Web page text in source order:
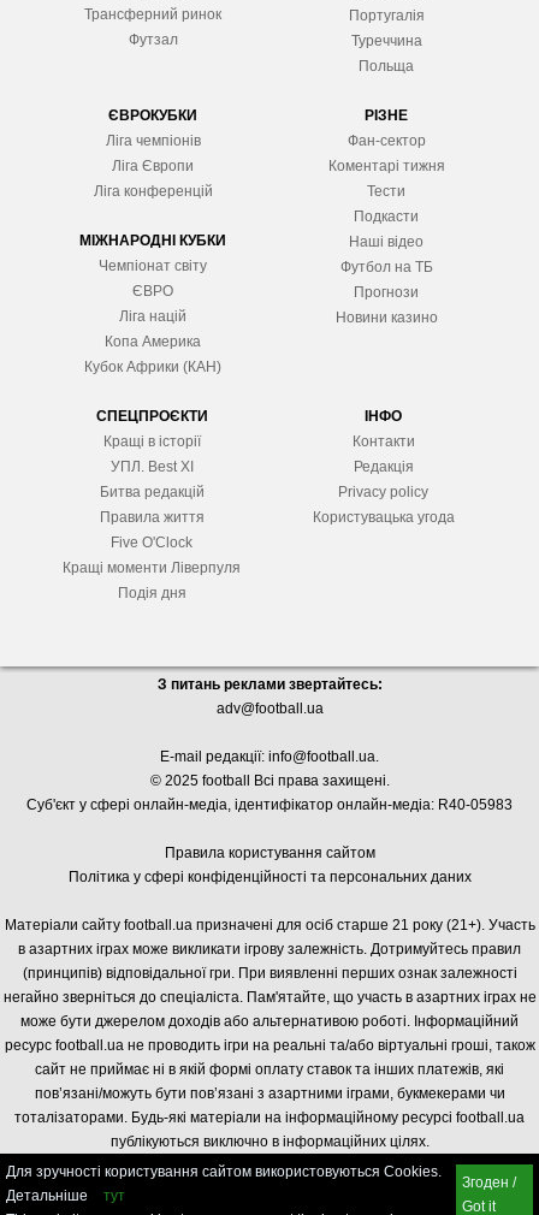
Трансферний ринок
Футзал
Португалія
Туреччина
Польща
ЄВРОКУБКИ
Ліга чемпіонів
Ліга Європи
Ліга конференцій
МІЖНАРОДНІ КУБКИ
Чемпіонат світу
ЄВРО
Ліга націй
Копа Америка
Кубок Африки (КАН)
РІЗНЕ
Фан-сектор
Коментарі тижня
Тести
Подкасти
Наші відео
Футбол на ТБ
Прогнози
Новини казино
СПЕЦПРОЄКТИ
Кращі в історії
УПЛ. Best XІ
Битва редакцій
Правила життя
Five O'Clock
Кращі моменти Ліверпуля
Подія дня
ІНФО
Контакти
Редакція
Privacy policy
Користувацька угода
З питань реклами звертайтесь:
adv@football.ua
E-mail редакції: info@football.ua.
© 2025 football Всі права захищені.
Суб'єкт у сфері онлайн-медіа, ідентифікатор онлайн-медіа: R40-05983
Правила користування сайтом
Політика у сфері конфіденційності та персональних даних
Матеріали сайту football.ua призначені для осіб старше 21 року (21+). Участь
в азартних іграх може викликати ігрову залежність. Дотримуйтесь правил
(принципів) відповідальної гри. При виявленні перших ознак залежності
негайно зверніться до спеціаліста. Пам'ятайте, що участь в азартних іграх не
може бути джерелом доходів або альтернативою роботі. Інформаційний
ресурс football.ua не проводить ігри на реальні та/або віртуальні гроші, також
сайт не приймає ні в якій формі оплату ставок та інших платежів, які
пов’язані/можуть бути пов’язані з азартними іграми, букмекерами чи
тоталізаторами. Будь-які матеріали на інформаційному ресурсі football.ua
публікуються виключно в інформаційних цілях.
Для зручності користування сайтом використовуються Cookies.
Детальніше
тут
Згоден /
Got it